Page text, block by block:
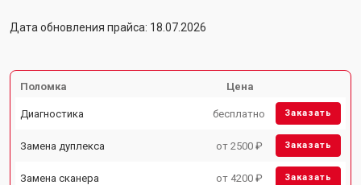
Дата обновления прайса: 18.07.2026
Поломка Цена
Диагностика бесплатно Заказать
Замена дуплекса от 2500 ₽ Заказать
Замена сканера от 4200 ₽ Заказать